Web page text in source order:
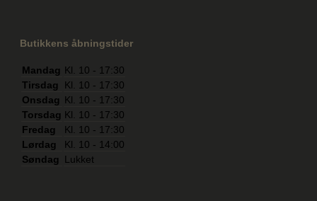
Butikkens åbningstider
Mandag Kl. 10 - 17:30
Tirsdag
Kl. 10 - 17:30
Onsdag Kl. 10 - 17:30
Torsdag Kl. 10 - 17:30
Fredag
Kl. 10 - 17:30
Lørdag
Kl. 10 - 14:00
Søndag
Lukket